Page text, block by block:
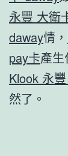
永豐 大衛
daway情，
pay卡產
Klook 永
然了。